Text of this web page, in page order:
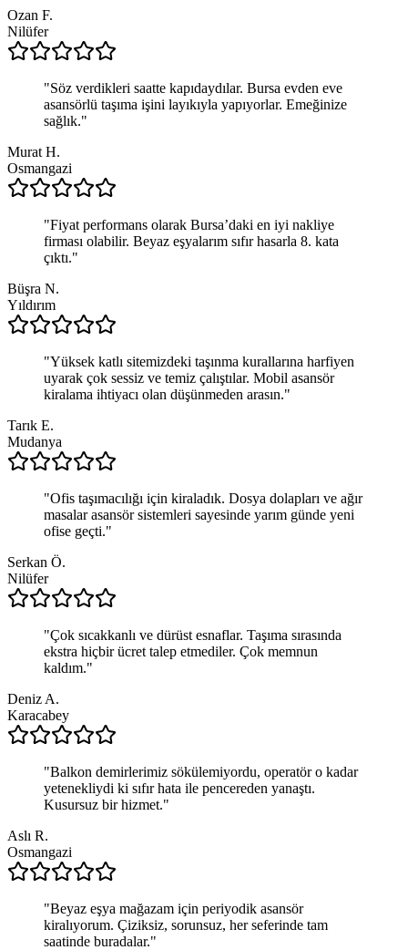
Ozan F.
Nilüfer
"Söz verdikleri saatte kapıdaydılar. Bursa evden eve
asansörlü taşıma işini layıkıyla yapıyorlar. Emeğinize
sağlık."
Murat H.
Osmangazi
"Fiyat performans olarak Bursa’daki en iyi nakliye
firması olabilir. Beyaz eşyalarım sıfır hasarla 8. kata
çıktı."
Büşra N.
Yıldırım
"Yüksek katlı sitemizdeki taşınma kurallarına harfiyen
uyarak çok sessiz ve temiz çalıştılar. Mobil asansör
kiralama ihtiyacı olan düşünmeden arasın."
Tarık E.
Mudanya
"Ofis taşımacılığı için kiraladık. Dosya dolapları ve ağır
masalar asansör sistemleri sayesinde yarım günde yeni
ofise geçti."
Serkan Ö.
Nilüfer
"Çok sıcakkanlı ve dürüst esnaflar. Taşıma sırasında
ekstra hiçbir ücret talep etmediler. Çok memnun
kaldım."
Deniz A.
Karacabey
"Balkon demirlerimiz sökülemiyordu, operatör o kadar
yetenekliydi ki sıfır hata ile pencereden yanaştı.
Kusursuz bir hizmet."
Aslı R.
Osmangazi
"Beyaz eşya mağazam için periyodik asansör
kiralıyorum. Çiziksiz, sorunsuz, her seferinde tam
saatinde buradalar."